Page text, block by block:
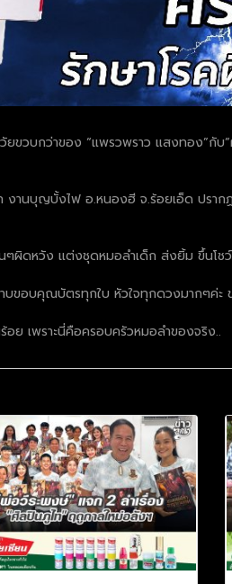
ขวบกว่าของ “แพรวพราว แสงทอง”กั
านบุญบั้งไฟ อ.หนองฮี จ.ร้อยเอ็ด ปรา
ๆผิดหวัง แต่งชุดหมอลำเด็ก ส่งยิ้ม ขึ้นโ
บขอบคุณบัตรทุกใบ หัวใจทุกดวงมากๆค่
อย เพราะนี่คือครอบครัวหมอลำของจริง..